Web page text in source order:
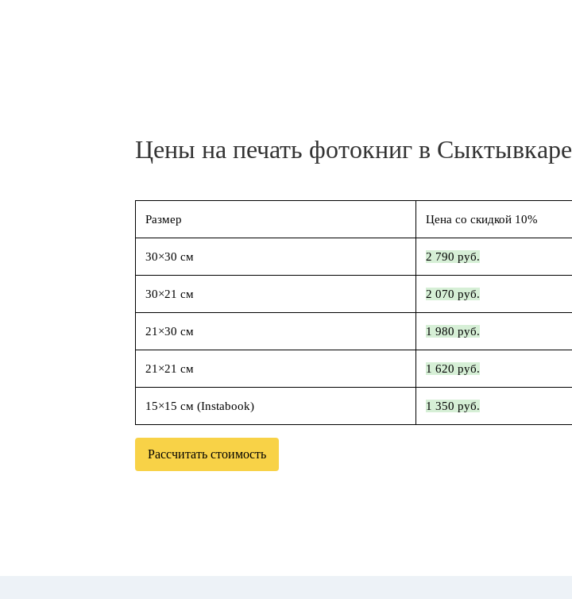
Цены на печать фотокниг в Сыктывкаре
Размер Цена со скидкой 10%
30×30 см 2 790 руб.
30×21 см 2 070 руб.
21×30 см 1 980 руб.
21×21 см 1 620 руб.
15×15 см (Instabook) 1 350 руб.
Рассчитать стоимость